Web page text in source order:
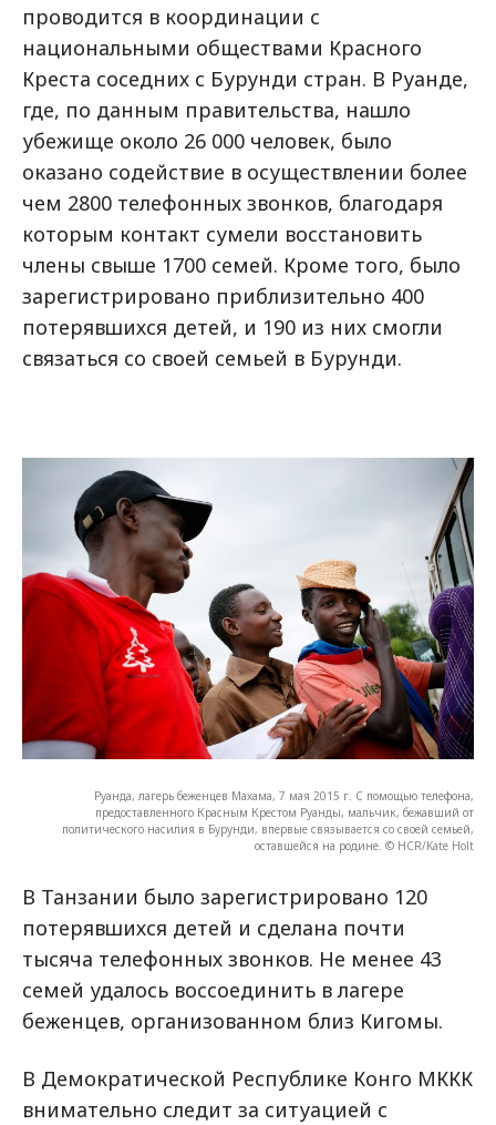
проводится в координации с
национальными обществами Красного
Креста соседних с Бурунди стран. В Руанде,
где, по данным правительства, нашло
убежище около 26 000 человек, было
оказано содействие в осуществлении более
чем 2800 телефонных звонков, благодаря
которым контакт сумели восстановить
члены свыше 1700 семей. Кроме того, было
зарегистрировано приблизительно 400
потерявшихся детей, и 190 из них смогли
связаться со своей семьей в Бурунди.
Руанда, лагерь беженцев Махама, 7 мая 2015 г. С помощью телефона,
предоставленного Красным Крестом Руанды, мальчик, бежавший от
политического насилия в Бурунди, впервые связывается со своей семьей,
оставшейся на родине. © HCR/Kate Holt
В Танзании было зарегистрировано 120
потерявшихся детей и сделана почти
тысяча телефонных звонков. Не менее 43
семей удалось воссоединить в лагере
беженцев, организованном близ Кигомы.
В Демократической Республике Конго МККК
внимательно следит за ситуацией с